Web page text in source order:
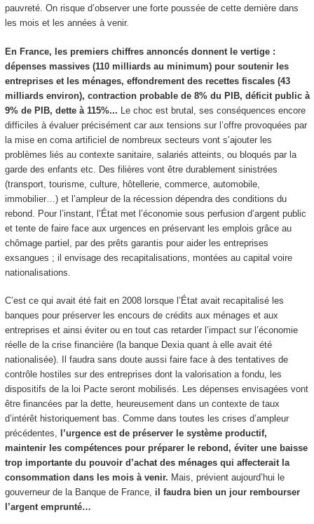
pauvreté. On risque d’observer une forte poussée de cette dernière dans
les mois et les années à venir.
En France, les premiers chiffres annoncés donnent le vertige :
dépenses massives (110 milliards au minimum) pour soutenir les
entreprises et les ménages, effondrement des recettes fiscales (43
milliards environ), contraction probable de 8% du PIB, déficit public à
9% de PIB, dette à 115%... Le choc est brutal, ses conséquences encore
difficiles à évaluer précisément car aux tensions sur l’offre provoquées par
la mise en coma artificiel de nombreux secteurs vont s’ajouter les
problèmes liés au contexte sanitaire, salariés atteints, ou bloqués par la
garde des enfants etc. Des filières vont être durablement sinistrées
(transport, tourisme, culture, hôtellerie, commerce, automobile,
immobilier…) et l’ampleur de la récession dépendra des conditions du
rebond. Pour l’instant, l’État met l’économie sous perfusion d’argent public
et tente de faire face aux urgences en préservant les emplois grâce au
chômage partiel, par des prêts garantis pour aider les entreprises
exsangues ; il envisage des recapitalisations, montées au capital voire
nationalisations.
C’est ce qui avait été fait en 2008 lorsque l’État avait recapitalisé les
banques pour préserver les encours de crédits aux ménages et aux
entreprises et ainsi éviter ou en tout cas retarder l’impact sur l’économie
réelle de la crise financière (la banque Dexia quant à elle avait été
nationalisée). Il faudra sans doute aussi faire face à des tentatives de
contrôle hostiles sur des entreprises dont la valorisation a fondu, les
dispositifs de la loi Pacte seront mobilisés. Les dépenses envisagées vont
être financées par la dette, heureusement dans un contexte de taux
d’intérêt historiquement bas. Comme dans toutes les crises d’ampleur
précédentes, l’urgence est de préserver le système productif,
maintenir les compétences pour préparer le rebond, éviter une baisse
trop importante du pouvoir d’achat des ménages qui affecterait la
consommation dans les mois à venir. Mais, prévient aujourd’hui le
gouverneur de la Banque de France, il faudra bien un jour rembourser
l’argent emprunté…